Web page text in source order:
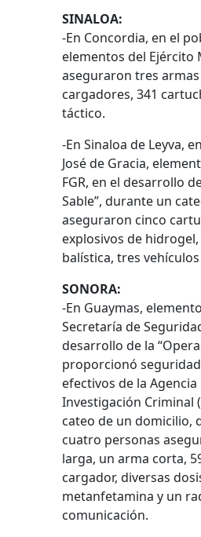
SINALOA:
-En Concordia, en el
elementos del Ejército
aseguraron tres
cargadores, 341
táctico.
-En Sinaloa de Leyva,
José de Gracia,
FGR, en el desarrollo
Sable”, durante un
aseguraron cinco
explosivos de
balística, tres
SONORA:
-En Guaymas,
Secretaría de
desarrollo de la
proporcionó
efectivos de la
Investigación Criminal
cateo de un domicilio,
cuatro personas
larga, un arma corta,
cargador, diversas
metanfetamina y un
comunicación.